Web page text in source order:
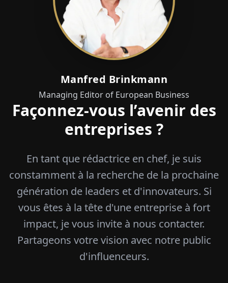
Manfred Brinkmann
Managing Editor of European Business
Façonnez-vous l’avenir des
entreprises ?
En tant que rédactrice en chef, je suis
constamment à la recherche de la prochaine
génération de leaders et d'innovateurs. Si
vous êtes à la tête d'une entreprise à fort
impact, je vous invite à nous contacter.
Partageons votre vision avec notre public
d'influenceurs.